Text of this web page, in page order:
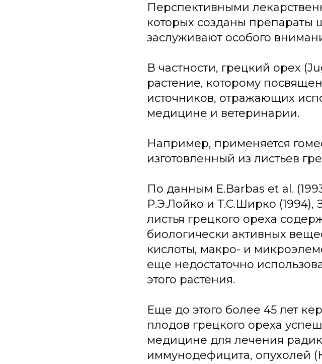
Перспективными
которых созданы препараты
заслуживают особого
В частности, грецкий орех
растение, которому
источников, отражающих
медицине и ветеринарии.
Например, применяется
изготовленный из листьев
По данным E.Barbas et al.
Р.Э.Лойко и Т.С.Ширко (1994),
листья грецкого ореха
биологически активных
кислоты, макро- и
еще недостаточно
этого растения.
Еще до этого более 45 лет
плодов грецкого ореха
медицине для лечения
иммунодефицита, опухолей